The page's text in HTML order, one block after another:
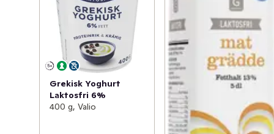
Grekisk Yoghurt
Laktosfri 6%
400 g, Valio